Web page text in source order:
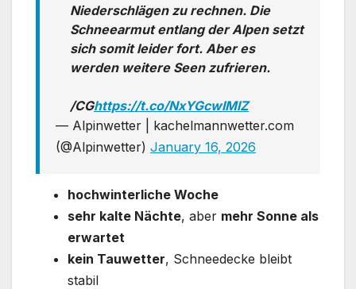
Niederschlägen zu rechnen. Die
Schneearmut entlang der Alpen setzt
sich somit leider fort. Aber es
werden weitere Seen zufrieren.
/CGhttps://t.co/NxYGcwIMlZ
— Alpinwetter | kachelmannwetter.com
(@Alpinwetter) January 16, 2026
hoch­winterliche Woche
sehr kalte Nächte, aber mehr Sonne als
erwartet
kein Tauwetter, Schneedecke bleibt
stabil